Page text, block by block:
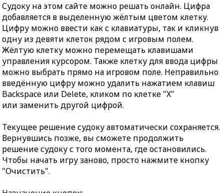
Судоку на этом сайте можно решать онлайн. Цифра
добавляется в выделенную жёлтым цветом клетку.
Цифру можно ввести как с клавиатуры, так и кликнув
одну из девяти клеток рядом с игровым полем.
Жёлтую клетку можно перемещать клавишами
управления курсором. Также клетку для ввода цифры
можно выбрать прямо на игровом поле. Неправильно
введённую цифру можно удалить нажатием клавиш
Backspace или Delete, кликом по клетке "X"
или заменить другой цифрой.
Текущее решение судоку автоматически сохраняется.
Вернувшись позже, вы сможете продолжить
решение судоку с того момента, где остановились.
Чтобы начать игру заново, просто нажмите кнопку
"Очистить".